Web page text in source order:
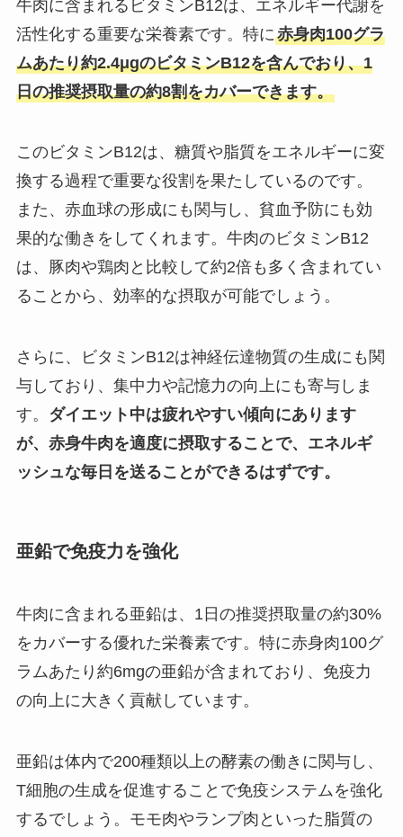
牛肉に含まれるビタミンB12は、エネルギー代謝を
活性化する重要な栄養素です。特に赤身肉100グラ
ムあたり約2.4μgのビタミンB12を含んでおり、1
日の推奨摂取量の約8割をカバーできます。
このビタミンB12は、糖質や脂質をエネルギーに変
換する過程で重要な役割を果たしているのです。
また、赤血球の形成にも関与し、貧血予防にも効
果的な働きをしてくれます。牛肉のビタミンB12
は、豚肉や鶏肉と比較して約2倍も多く含まれてい
ることから、効率的な摂取が可能でしょう。
さらに、ビタミンB12は神経伝達物質の生成にも関
与しており、集中力や記憶力の向上にも寄与しま
す。 ダイエット中は疲れやすい傾向にあります
が、赤身牛肉を適度に摂取することで、エネルギ
ッシュな毎日を送ることができるはずです。
亜鉛で免疫力を強化
牛肉に含まれる亜鉛は、1日の推奨摂取量の約30%
をカバーする優れた栄養素です。特に赤身肉100グ
ラムあたり約6mgの亜鉛が含まれており、免疫力
の向上に大きく貢献しています。
亜鉛は体内で200種類以上の酵素の働きに関与し、
T細胞の生成を促進することで免疫システムを強化
するでしょう。モモ肉やランプ肉といった脂質の